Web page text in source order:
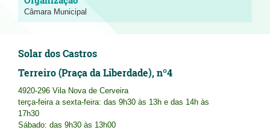
Câmara Municipal
Solar dos Castros
Terreiro (Praça da Liberdade), nº4
4920-296 Vila Nova de Cerveira
terça-feira a sexta-feira: das 9h30 às 13h e das 14h às
17h30
Sábado: das 9h30 às 13h00